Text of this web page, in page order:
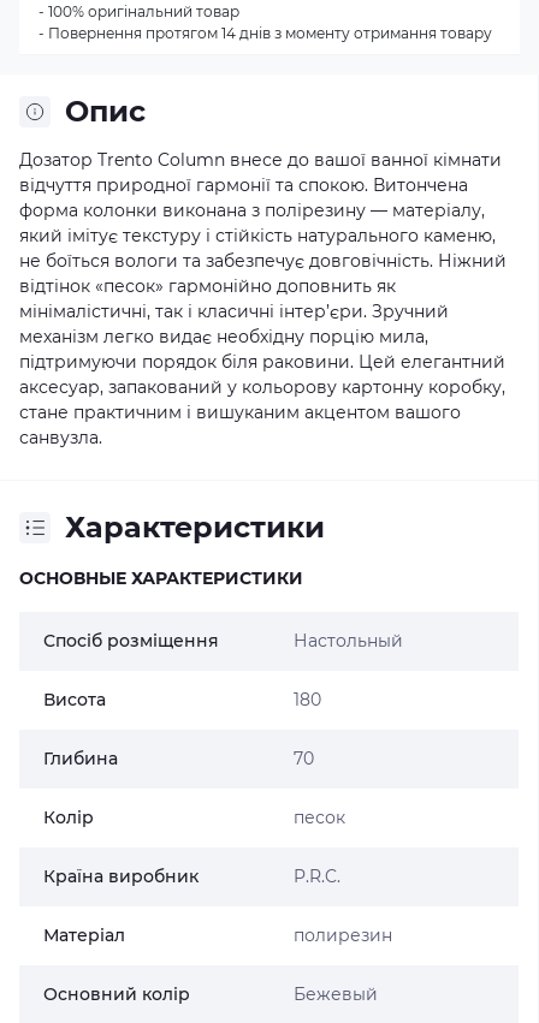
Опис
Дозатор Trento Column внесе до вашої ванної кімнати
відчуття природної гармонії та спокою. Витончена
форма колонки виконана з полірезину — матеріалу,
який імітує текстуру і стійкість натурального каменю,
не боїться вологи та забезпечує довговічність. Ніжний
відтінок «песок» гармонійно доповнить як
мінімалістичні, так і класичні інтер’єри. Зручний
механізм легко видає необхідну порцію мила,
підтримуючи порядок біля раковини. Цей елегантний
аксесуар, запакований у кольорову картонну коробку,
стане практичним і вишуканим акцентом вашого
санвузла.
Характеристики
ОСНОВНЫЕ ХАРАКТЕРИСТИКИ
Спосіб розміщення Настольный
Висота 180
Глибина 70
Колір песок
Країна виробник P.R.C.
Матеріал полирезин
Основний колір Бежевый
- 100% оригінальний товар
- Повернення протягом 14 днів з моменту отримання товару